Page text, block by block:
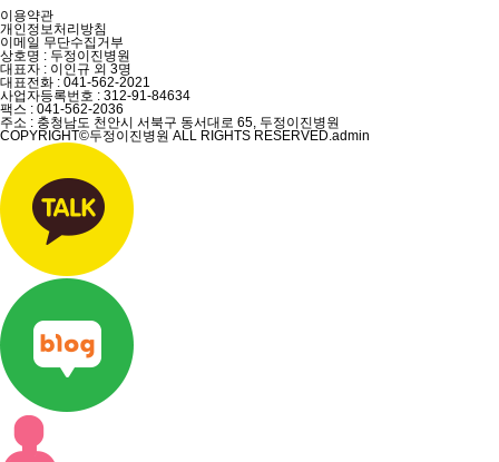
이용약관
개인정보처리방침
이메일 무단수집거부
상호명 : 두정이진병원
대표자 : 이인규 외 3명
대표전화 : 041-562-2021
사업자등록번호 : 312-91-84634
팩스 : 041-562-2036
주소 : 충청남도 천안시 서북구 동서대로 65, 두정이진병원
COPYRIGHT©두정이진병원 ALL RIGHTS RESERVED.admin